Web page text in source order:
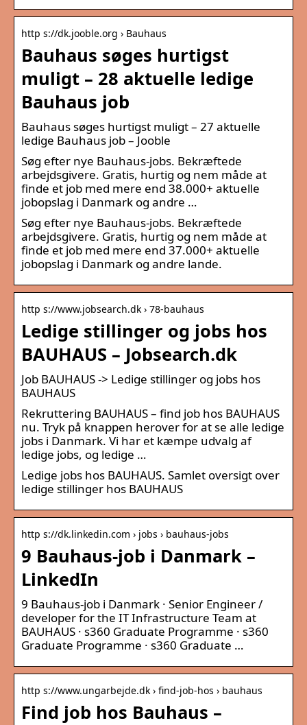
http s://dk.jooble.org › Bauhaus
Bauhaus søges hurtigst
muligt – 28 aktuelle ledige
Bauhaus job
Bauhaus søges hurtigst muligt – 27 aktuelle
ledige Bauhaus job – Jooble
Søg efter nye Bauhaus-jobs. Bekræftede
arbejdsgivere. Gratis, hurtig og nem måde at
finde et job med mere end 38.000+ aktuelle
jobopslag i Danmark og andre …
Søg efter nye Bauhaus-jobs. Bekræftede
arbejdsgivere. Gratis, hurtig og nem måde at
finde et job med mere end 37.000+ aktuelle
jobopslag i Danmark og andre lande.
http s://www.jobsearch.dk › 78-bauhaus
Ledige stillinger og jobs hos
BAUHAUS – Jobsearch.dk
Job BAUHAUS -> Ledige stillinger og jobs hos
BAUHAUS
Rekruttering BAUHAUS – find job hos BAUHAUS
nu. Tryk på knappen herover for at se alle ledige
jobs i Danmark. Vi har et kæmpe udvalg af
ledige jobs, og ledige …
Ledige jobs hos BAUHAUS. Samlet oversigt over
ledige stillinger hos BAUHAUS
http s://dk.linkedin.com › jobs › bauhaus-jobs
9 Bauhaus-job i Danmark –
LinkedIn
9 Bauhaus-job i Danmark · Senior Engineer /
developer for the IT Infrastructure Team at
BAUHAUS · s360 Graduate Programme · s360
Graduate Programme · s360 Graduate …
http s://www.ungarbejde.dk › find-job-hos › bauhaus
Find job hos Bauhaus –